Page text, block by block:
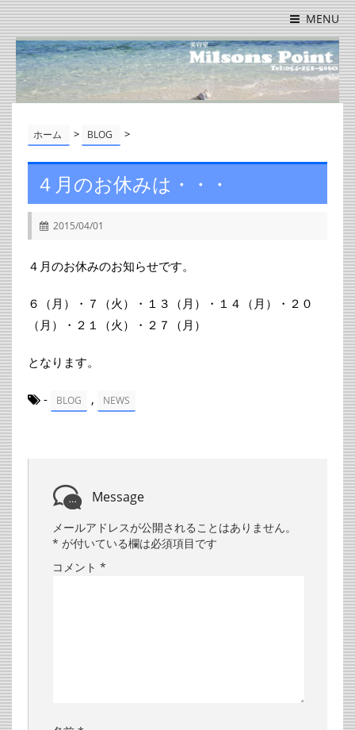
MENU
ホーム > BLOG >
４月のお休みは・・・
2015/04/01
４月のお休みのお知らせです。
６（月）・７（火）・１３（月）・１４（月）・２０
（月）・２１（火）・２７（月）
となります。
- BLOG , NEWS
Message
メールアドレスが公開されることはありません。
* が付いている欄は必須項目です
コメント *